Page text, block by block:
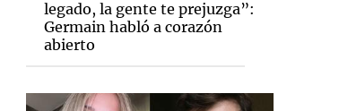
legado, la gente te prejuzga”:
Germain habló a corazón
abierto
Notas